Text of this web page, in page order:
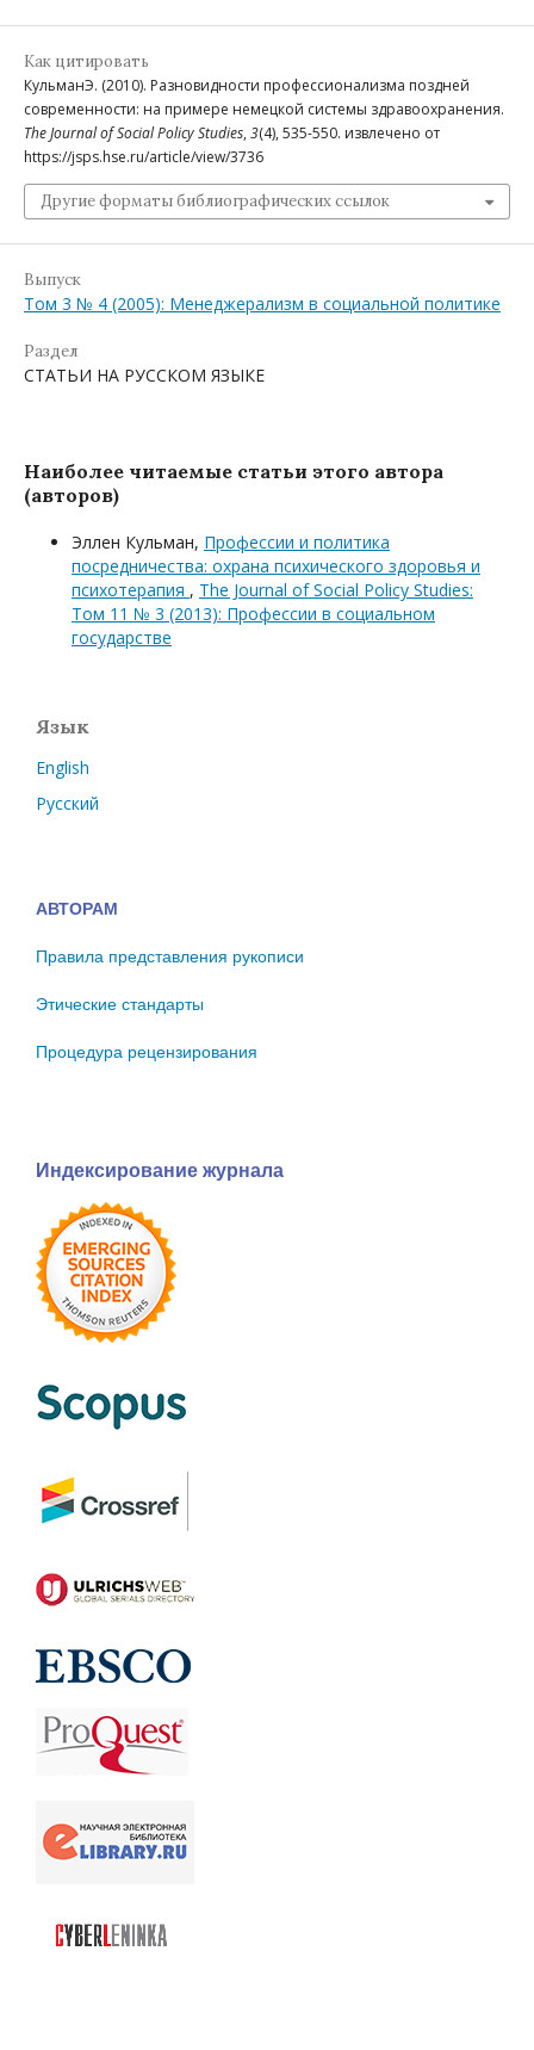
Как цитировать
КульманЭ. (2010). Разновидности профессионализма поздней
современности: на примере немецкой системы здравоохранения.
The Journal of Social Policy Studies, 3(4), 535-550. извлечено от
https://jsps.hse.ru/article/view/3736
Другие форматы библиографических ссылок
Выпуск
Том 3 № 4 (2005): Менеджерализм в социальной политике
Раздел
СТАТЬИ НА РУССКОМ ЯЗЫКЕ
Наиболее читаемые статьи этого автора
(авторов)
Эллен Кульман, Профессии и политика
посредничества: охрана психического здоровья и
психотерапия , The Journal of Social Policy Studies:
Том 11 № 3 (2013): Профессии в социальном
государстве
Язык
English
Русский
АВТОРАМ
Правила представления рукописи
Этические стандарты
Процедура рецензирования
Индексирование журнала